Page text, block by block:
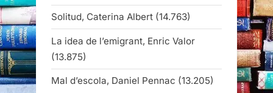
Solitud, Caterina Albert (14.763)
La idea de l’emigrant, Enric Valor
(13.875)
Mal d’escola, Daniel Pennac (13.205)